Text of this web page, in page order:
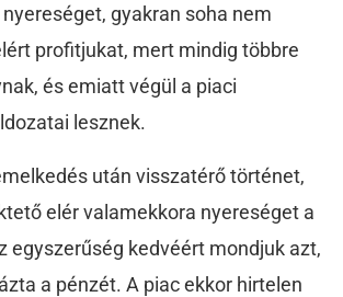
gyakran soha nem
profitjukat, mert mindig többre
és emiatt végül a piaci
lesznek.
után visszatérő történet,
elér valamekkora nyereséget a
egyszerűség kedvéért mondjuk azt,
a pénzét. A piac ekkor hirtelen